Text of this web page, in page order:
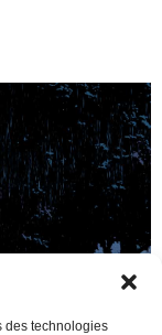
des technologies